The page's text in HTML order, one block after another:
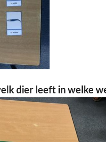
dier leeft in welke